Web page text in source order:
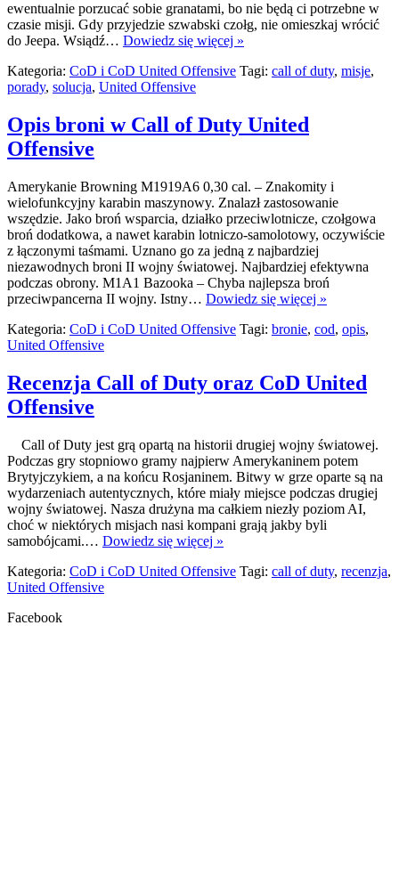
ewentualnie porzucać sobie granatami, bo nie będą ci potrzebne w
czasie misji. Gdy przyjedzie szwabski czołg, nie omieszkaj wrócić
do Jeepa. Wsiądź… Dowiedz się więcej »
Kategoria: CoD i CoD United Offensive Tagi: call of duty, misje,
porady, solucja, United Offensive
Opis broni w Call of Duty United
Offensive
Amerykanie Browning M1919A6 0,30 cal. – Znakomity i
wielofunkcyjny karabin maszynowy. Znalazł zastosowanie
wszędzie. Jako broń wsparcia, działko przeciwlotnicze, czołgowa
broń dodatkowa, a nawet karabin lotniczo-samolotowy, oczywiście
z łączonymi taśmami. Uznano go za jedną z najbardziej
niezawodnych broni II wojny światowej. Najbardziej efektywna
podczas obrony. M1A1 Bazooka – Chyba najlepsza broń
przeciwpancerna II wojny. Istny… Dowiedz się więcej »
Kategoria: CoD i CoD United Offensive Tagi: bronie, cod, opis,
United Offensive
Recenzja Call of Duty oraz CoD United
Offensive
Call of Duty jest grą opartą na historii drugiej wojny światowej.
Podczas gry stopniowo gramy najpierw Amerykaninem potem
Brytyjczykiem, a na końcu Rosjaninem. Bitwy w grze oparte są na
wydarzeniach autentycznych, które miały miejsce podczas drugiej
wojny światowej. Nasza drużyna ma całkiem niezły poziom AI,
choć w niektórych misjach nasi kompani grają jakby byli
samobójcami.… Dowiedz się więcej »
Kategoria: CoD i CoD United Offensive Tagi: call of duty, recenzja,
United Offensive
Facebook